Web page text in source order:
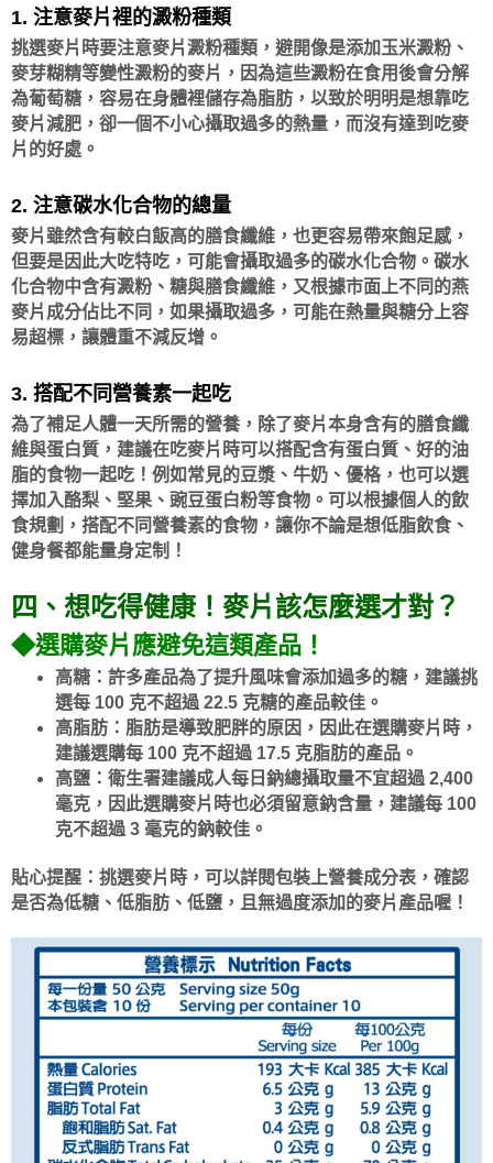
1. 注意麥片裡的澱粉種類
挑選麥片時要注意麥片澱粉種類，避開像是添加玉米澱粉、
麥芽糊精等變性澱粉的麥片，因為這些澱粉在食用後會分解
為葡萄糖，容易在身體裡儲存為脂肪，以致於明明是想靠吃
麥片減肥，卻一個不小心攝取過多的熱量，而沒有達到吃麥
片的好處 。
2. 注意碳水化合物的總量
麥片雖然含有較白飯高的膳食纖維，也更容易帶來飽足感，
但要是因此大吃特吃，可能會攝取過多的碳水化合物。碳水
化合物中含有澱粉、糖與膳食纖維，又根據市面上不同的燕
麥片成分佔比不同，如果攝取過多，可能在熱量與糖分上容
易超標，讓體重不減反增。
3. 搭配不同營養素一起吃
為了補足人體一天所需的營養，除了麥片本身含有的膳食纖
維與蛋白質，建議在吃麥片時可以搭配含有蛋白質、好的油
脂的食物一起吃！例如常見的豆漿、牛奶、優格，也可以選
擇加入酪梨、堅果、豌豆蛋白粉等食物。可以根據個人的飲
食規劃，搭配不同營養素的食物，讓你不論是想低脂飲食、
健身餐都能量身定制！
四、想吃得健康！麥片該怎麼選才對？
◆選購麥片應避免這類產品！
高糖：許多產品為了提升風味會添加過多的糖，建議挑
選每 100 克不超過 22.5 克糖的產品較佳。
高脂肪：脂肪是導致肥胖的原因，因此在選購麥片時，
建議選購每 100 克不超過 17.5 克脂肪的產品。
高鹽：衛生署建議成人每日鈉總攝取量不宜超過 2,400
毫克，因此選購麥片時也必須留意鈉含量，建議每 100
克不超過 3 毫克的鈉較佳。
貼心提醒：挑選麥片時，可以詳閱包裝上營養成分表，確認
是否為低糖、低脂肪、低鹽，且無過度添加的麥片產品喔！